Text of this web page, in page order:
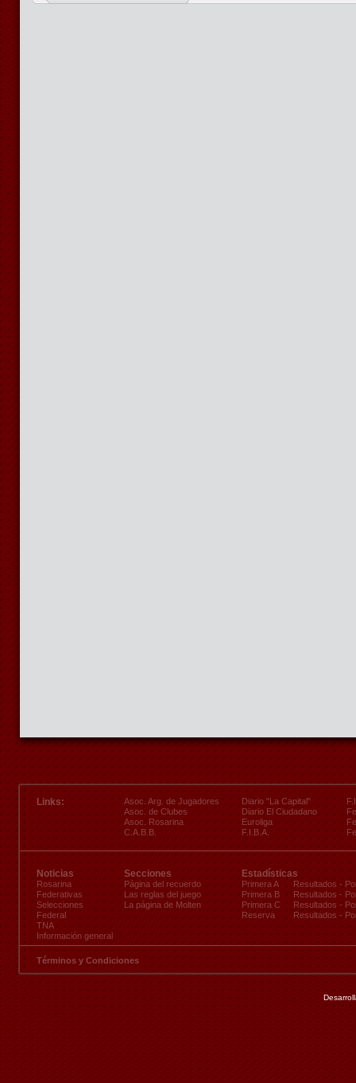
Links:
Asoc. Arg. de Jugadores
Asoc. de Clubes
Asoc. Rosarina
C.A.B.B.
Diario "La Capital"
Diario El Ciudadano
Euroliga
F.I.B.A.
Noticias
Rosarina
Federativas
Selecciones
Federal
TNA
Información general
Secciones
Página del recuerdo
Las reglas del juego
La página de Molten
Estadísticas
Primera A
Primera B
Primera C
Reserva
Resultados -
Resultados -
Resultados -
Resultados -
Términos y Condiciones